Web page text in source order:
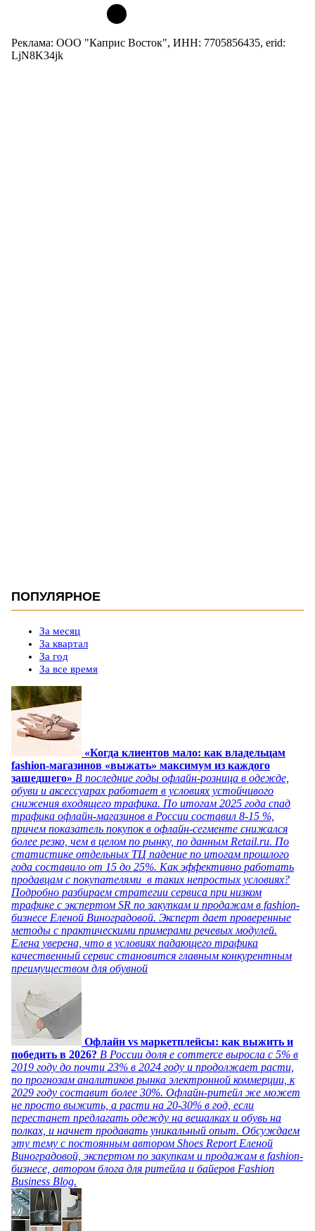
Реклама: ООО "Каприс Восток", ИНН: 7705856435, erid:
LjN8K34jk
ПОПУЛЯРНОЕ
За месяц
За квартал
За год
За все время
«Когда клиентов мало: как владельцам
fashion-магазинов «выжать» максимум из каждого
зашедшего» В последние годы офлайн-розница в одежде,
обуви и аксессуарах работает в условиях устойчивого
снижения входящего трафика. По итогам 2025 года спад
трафика офлайн-магазинов в России составил 8-15 %,
причем показатель покупок в офлайн-сегменте снижался
более резко, чем в целом по рынку, по данным Retail.ru. По
статистике отдельных ТЦ падение по итогам прошлого
года составило от 15 до 25%. Как эффективно работать
продавцам с покупателями в таких непростых условиях?
Подробно разбираем стратегии сервиса при низком
трафике с экспертом SR по закупкам и продажам в fashion-
бизнесе Еленой Виноградовой. Эксперт дает проверенные
методы с практическими примерами речевых модулей.
Елена уверена, что в условиях падающего трафика
качественный сервис становится главным конкурентным
преимуществом для обувной
Офлайн vs маркетплейсы: как выжить и
победить в 2026? В России доля e commerce выросла с 5% в
2019 году до почти 23% в 2024 году и продолжает расти,
по прогнозам аналитиков рынка электронной коммерции, к
2029 году составит более 30%. Офлайн-ритейл же может
не просто выжить, а расти на 20-30% в год, если
перестанет предлагать одежду на вешалках и обувь на
полках, и начнет продавать уникальный опыт. Обсуждаем
эту тему с постоянным автором Shoes Report Еленой
Виноградовой, экспертом по закупкам и продажам в fashion-
бизнесе, автором блога для ритейла и байеров Fashion
Business Blog.